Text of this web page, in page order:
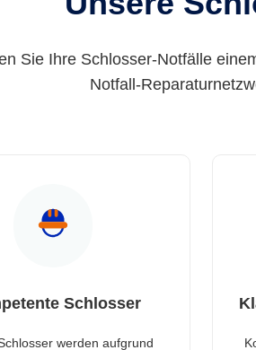
Sie Ihre Schlosser-Notfälle
Notfall-
Schlosser
werden aufgrund